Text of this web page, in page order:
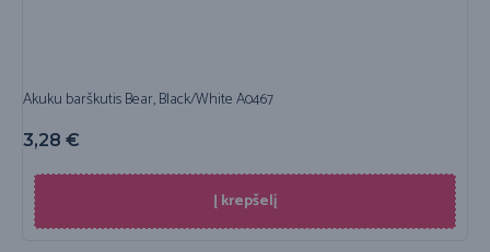
Akuku barškutis Bear, Black/White A0467
3,28 €
Į krepšelį